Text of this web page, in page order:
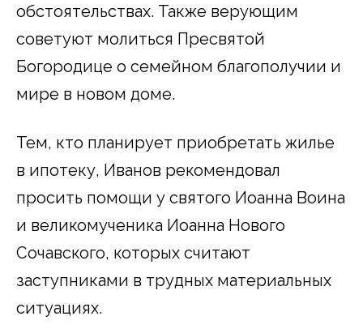
обстоятельствах. Также верующим
советуют молиться Пресвятой
Богородице о семейном благополучии и
мире в новом доме.
Тем, кто планирует приобретать жилье
в ипотеку, Иванов рекомендовал
просить помощи у святого Иоанна Воина
и великомученика Иоанна Нового
Сочавского, которых считают
заступниками в трудных материальных
ситуациях.